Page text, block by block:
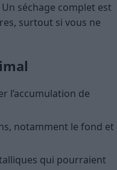
séchage complet est
surtout si vous ne
l’accumulation de
notamment le fond et
qui pourraient